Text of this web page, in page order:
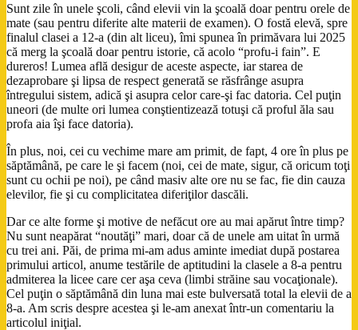
Sunt zile în unele şcoli, când elevii vin la şcoală doar pentru orele de
mate (sau pentru diferite alte materii de examen). O fostă elevă, spre
finalul clasei a 12-a (din alt liceu), îmi spunea în primăvara lui 2025
că merg la şcoală doar pentru istorie, că acolo “profu-i fain”. E
dureros! Lumea află desigur de aceste aspecte, iar starea de
dezaprobare şi lipsa de respect generată se răsfrânge asupra
întregului sistem, adică şi asupra celor care-şi fac datoria. Cel puţin
uneori (de multe ori lumea conştientizează totuşi că proful ăla sau
profa aia îşi face datoria).
În plus, noi, cei cu vechime mare am primit, de fapt, 4 ore în plus pe
săptămână, pe care le şi facem (noi, cei de mate, sigur, că oricum toţi
sunt cu ochii pe noi), pe când masiv alte ore nu se fac, fie din cauza
elevilor, fie şi cu complicitatea diferiţilor dascăli.
Dar ce alte forme şi motive de nefăcut ore au mai apărut între timp?
Nu sunt neapărat “noutăţi” mari, doar că de unele am uitat în urmă
cu trei ani. Păi, de prima mi-am adus aminte imediat după postarea
primului articol, anume testările de aptitudini la clasele a 8-a pentru
admiterea la licee care cer aşa ceva (limbi străine sau vocaţionale).
Cel puţin o săptămână din luna mai este bulversată total la elevii de a
8-a. Am scris despre acestea şi le-am anexat într-un comentariu la
articolul iniţial.